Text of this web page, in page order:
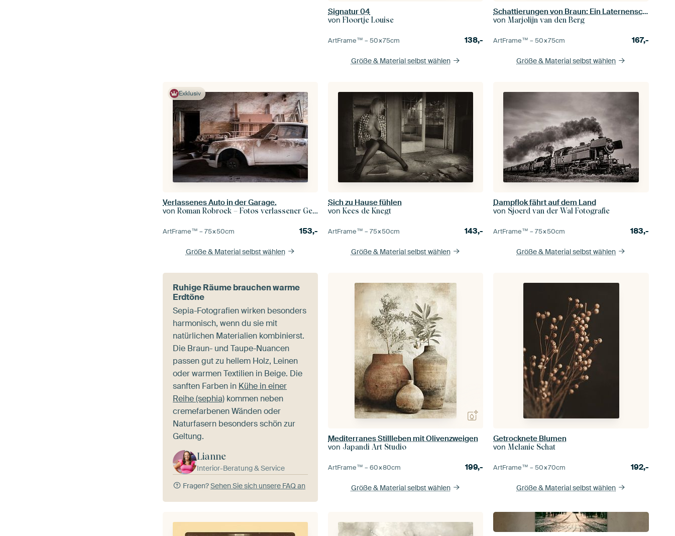
Signatur 04
vonFloortje Louise
ArtFrame™ –50×75cm 138,-
Größe & Material selbst wählen
Schattierungen von Braun: Ein Laternenschirm aus der Laternenpflanze
vonMarjolijn van den Berg
ArtFrame™ –50×75cm 167,-
Größe & Material selbst wählen
Exklusiv
Verlassenes Auto in der Garage.
vonRoman Robroek – Fotos verlassener Gebäude
ArtFrame™ –75×50cm 153,-
Größe & Material selbst wählen
Sich zu Hause fühlen
vonKees de Knegt
ArtFrame™ –75×50cm 143,-
Größe & Material selbst wählen
Dampflok fährt auf dem Land
von Sjoerd van der Wal Fotografie
ArtFrame™ –75×50cm 183,-
Größe & Material selbst wählen
Ruhige Räume brauchen warme
Erdtöne
Sepia-Fotografien wirken besonders
harmonisch, wenn du sie mit
natürlichen Materialien kombinierst.
Die Braun- und Taupe-Nuancen
passen gut zu hellem Holz, Leinen
oder warmen Textilien in Beige. Die
sanften Farben in Kühe in einer
Reihe (sephia) kommen neben
cremefarbenen Wänden oder
Naturfasern besonders schön zur
Geltung.
Lianne
Interior-Beratung & Service
Fragen?Sehen Sie sich unsere FAQ an
Mediterranes Stillleben mit Olivenzweigen
von Japandi Art Studio
ArtFrame™ –60×80cm 199,-
Größe & Material selbst wählen
Getrocknete Blumen
vonMelanie Schat
ArtFrame™ –50×70cm 192,-
Größe & Material selbst wählen